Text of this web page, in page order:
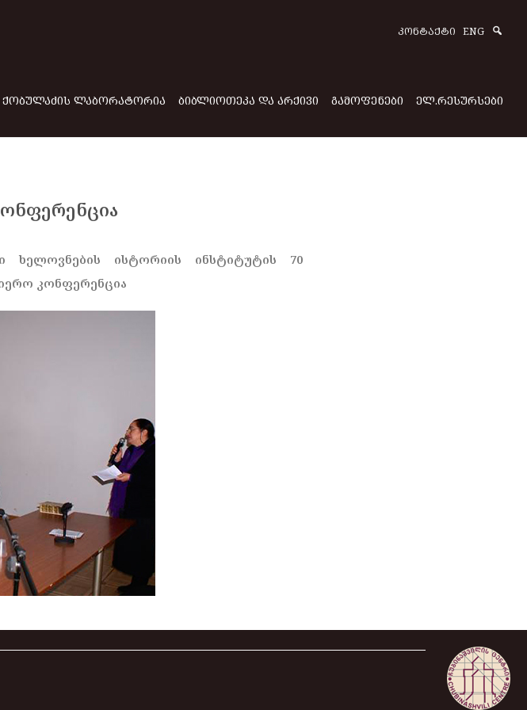
ᲙᲝᲜᲢᲐᲥᲢᲘ ENG
ᲥᲝᲑᲣᲚᲐᲫᲘᲡ ᲚᲐᲑᲝᲠᲐᲢᲝᲠᲘᲐ ᲑᲘᲑᲚᲘᲝᲗᲔᲙᲐ ᲓᲐ ᲐᲠᲥᲘᲕᲘ ᲒᲐᲛᲝᲤᲔᲜᲔᲑᲘ ᲔᲚ.ᲠᲔᲡᲣᲠᲡᲔᲑᲘ
ხელოვნების ისტორიის ინსტიტუტის 70
კონფერენცია